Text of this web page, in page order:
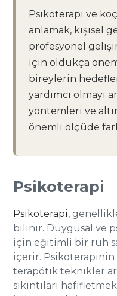
Psikoterapi ve
anlamak, kişisel
profesyonel
için oldukça
bireylerin
yardımcı olmayı
yöntemleri ve
önemli ölçüde
Psikoterapi
Psikoterapi,
bilinir. Duygusal ve
için eğitimli bir ruh
içerir. Psikoterapinin
terapötik teknikler
sıkıntıları